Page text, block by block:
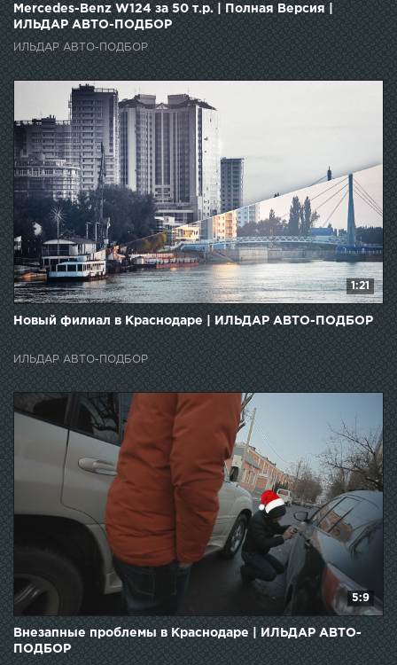
Mercedes-Benz W124 за 50 т.р. | Полная Версия |
ИЛЬДАР АВТО-ПОДБОР
ИЛЬДАР АВТО-ПОДБОР
1:21
Новый филиал в Краснодаре | ИЛЬДАР АВТО-ПОДБОР
ИЛЬДАР АВТО-ПОДБОР
5:9
Внезапные проблемы в Краснодаре | ИЛЬДАР АВТО-
ПОДБОР